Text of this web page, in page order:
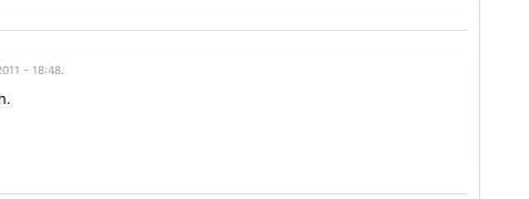
- 18:48.